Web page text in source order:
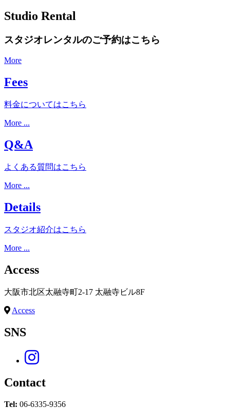
Studio Rental
スタジオレンタルのご予約はこちら
More
Fees
料金についてはこちら
More ...
Q&A
よくある質問はこちら
More ...
Details
スタジオ紹介はこちら
More ...
Access
大阪市北区太融寺町2-17 太融寺ビル8F
Access
SNS
Contact
Tel: 06-6335-9356